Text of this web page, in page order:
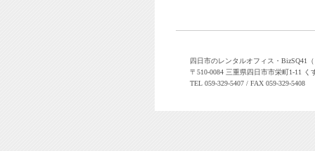
四日市のレンタルオフィス・BizSQ41
〒510-0084 三重県四日市市栄町1-11 く
TEL 059-329-5407 / FAX 059-329-5408